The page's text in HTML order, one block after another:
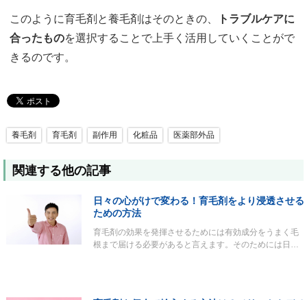
このように育毛剤と養毛剤はそのときの、
トラブルケアに
合ったものを選択することで上手く活用していくことがで
きるのです。
養毛剤 育毛剤 副作用 化粧品 医薬部外品
関連する他の記事
日々の心がけで変わる！育毛剤をより浸透させる
ための方法
育毛剤の効果を発揮させるためには有効成分をうまく毛
根まで届ける必要があると言えます。そのためには日…